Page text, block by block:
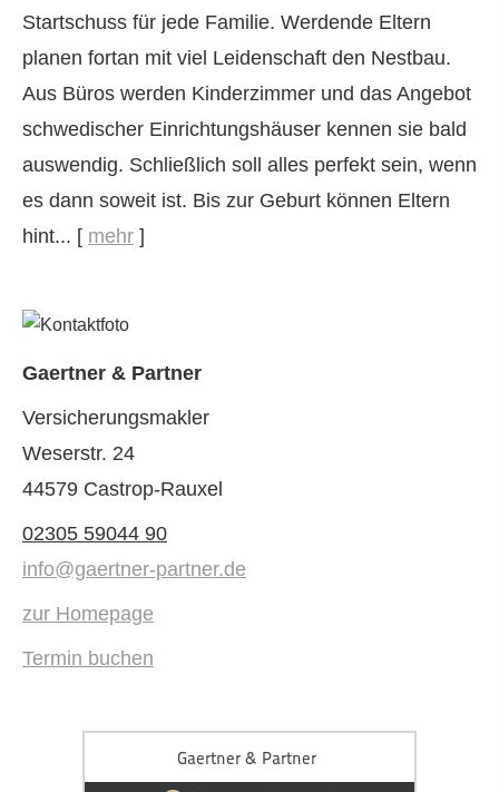
Startschuss für jede Familie. Werdende Eltern
planen fortan mit viel Leidenschaft den Nestbau.
Aus Büros werden Kinderzimmer und das Angebot
schwedischer Einrichtungshäuser kennen sie bald
auswendig. Schließlich soll alles perfekt sein, wenn
es dann soweit ist. Bis zur Geburt können Eltern
hint... [ mehr ]
Gaertner & Partner
Ver­sicherungs­makler
Weserstr. 24
44579 Castrop-Rauxel
02305 59044 90
info@gaertner-partner.de
zur Homepage
Termin buchen